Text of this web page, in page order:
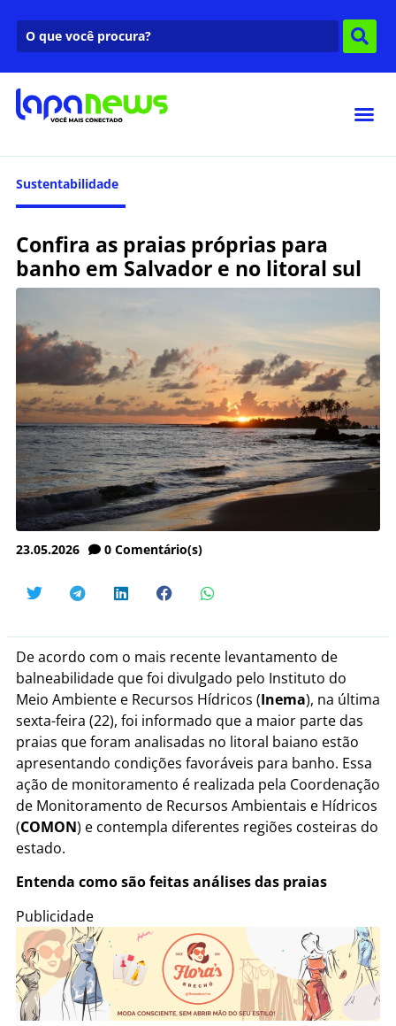
Sustentabilidade
Confira as praias próprias para
banho em Salvador e no litoral sul
23.05.2026 0 Comentário(s)
De acordo com o mais recente levantamento de
balneabilidade que foi divulgado pelo Instituto do
Meio Ambiente e Recursos Hídricos (Inema), na última
sexta-feira (22), foi informado que a maior parte das
praias que foram analisadas no litoral baiano estão
apresentando condições favoráveis para banho. Essa
ação de monitoramento é realizada pela Coordenação
de Monitoramento de Recursos Ambientais e Hídricos
(COMON) e contempla diferentes regiões costeiras do
estado.
Entenda como são feitas análises das praias
Publicidade